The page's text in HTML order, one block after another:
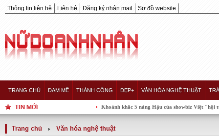
Thông tin liên hệ Liên hệ Đăng ký nhận mail Sơ đồ website
TRANG CHỦ ĐAM MÊ THÀNH CÔNG ĐẸP+ VĂN HÓA NGHỆ THUẬT
Khoảnh khắc 5 nàng Hậu của showbiz Việt "hội tụ" trong
Trang chủ Văn hóa nghệ thuật